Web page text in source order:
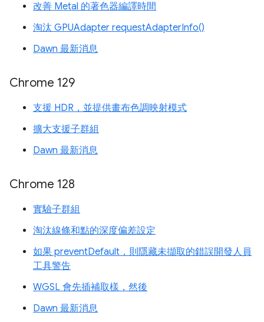
改善 Metal 的著色器編譯時間
淘汰 GPUAdapter requestAdapterInfo()
Dawn 最新消息
Chrome 129
支援 HDR，並提供畫布色調映射模式
擴大支援子群組
Dawn 最新消息
Chrome 128
實驗子群組
淘汰線條和點的深度偏差設定
如果 preventDefault，則隱藏未擷取的錯誤開發人員
工具警告
WGSL 會先插補取樣，然後
Dawn 最新消息